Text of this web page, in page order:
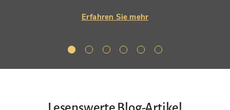
Erfahren Sie mehr